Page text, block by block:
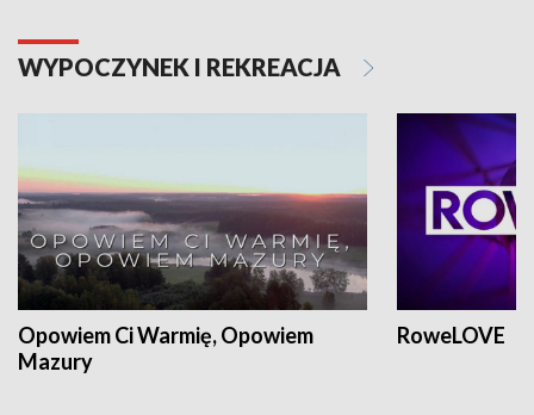
WYPOCZYNEK I REKREACJA
Opowiem Ci Warmię, Opowiem
Mazury
RoweLOVE